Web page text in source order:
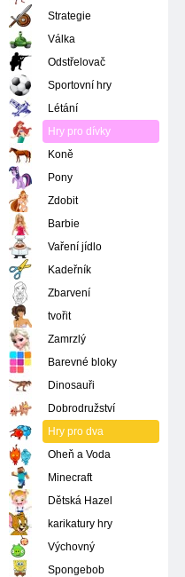
Strategie
Válka
Odstřelovač
Sportovní hry
Létání
Hry pro dívky
Koně
Pony
Zdobit
Barbie
Vaření jídlo
Kadeřník
Zbarvení
tvořit
Zamrzlý
Barevné bloky
Dinosauři
Dobrodružství
Hry pro dva
Oheň a Voda
Minecraft
Dětská Hazel
karikatury hry
Výchovný
Spongebob